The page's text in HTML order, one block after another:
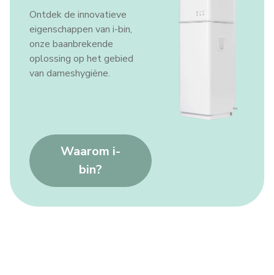
Ontdek de innovatieve
eigenschappen van i-bin,
onze baanbrekende
oplossing op het gebied
van dameshygiëne.
Waarom i-
bin?